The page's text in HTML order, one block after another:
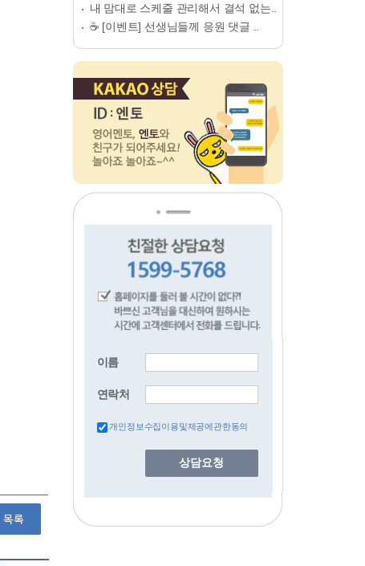
목록
내 맘대로 스케줄 관리해서 결석 없는..
☕ [이벤트] 선생님들께 응원 댓글 ..
이름
연락처
개인정보수집이용및제공에관한동의
상담요청